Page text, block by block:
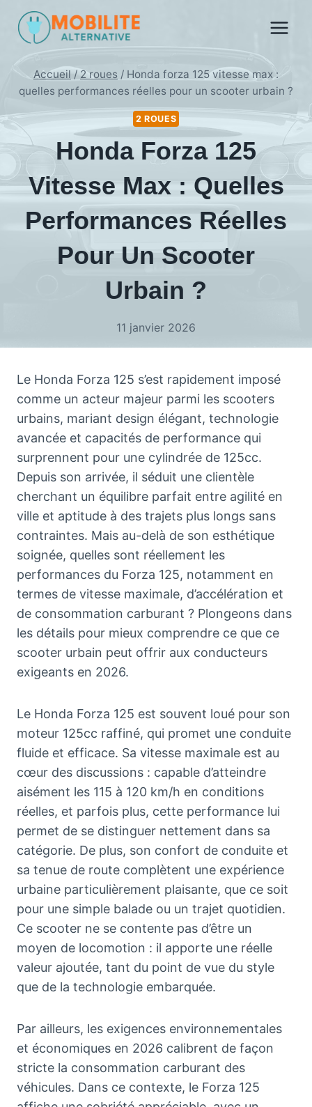
contenu
Accueil / 2 roues / Honda forza 125 vitesse max :
quelles performances réelles pour un scooter urbain ?
2 ROUES
Honda Forza 125
Vitesse Max : Quelles
Performances Réelles
Pour Un Scooter
Urbain ?
11 janvier 2026
Le Honda Forza 125 s’est rapidement imposé
comme un acteur majeur parmi les scooters
urbains, mariant design élégant, technologie
avancée et capacités de performance qui
surprennent pour une cylindrée de 125cc.
Depuis son arrivée, il séduit une clientèle
cherchant un équilibre parfait entre agilité en
ville et aptitude à des trajets plus longs sans
contraintes. Mais au-delà de son esthétique
soignée, quelles sont réellement les
performances du Forza 125, notamment en
termes de vitesse maximale, d’accélération et
de consommation carburant ? Plongeons dans
les détails pour mieux comprendre ce que ce
scooter urbain peut offrir aux conducteurs
exigeants en 2026.
Le Honda Forza 125 est souvent loué pour son
moteur 125cc raffiné, qui promet une conduite
fluide et efficace. Sa vitesse maximale est au
cœur des discussions : capable d’atteindre
aisément les 115 à 120 km/h en conditions
réelles, et parfois plus, cette performance lui
permet de se distinguer nettement dans sa
catégorie. De plus, son confort de conduite et
sa tenue de route complètent une expérience
urbaine particulièrement plaisante, que ce soit
pour une simple balade ou un trajet quotidien.
Ce scooter ne se contente pas d’être un
moyen de locomotion : il apporte une réelle
valeur ajoutée, tant du point de vue du style
que de la technologie embarquée.
Par ailleurs, les exigences environnementales
et économiques en 2026 calibrent de façon
stricte la consommation carburant des
véhicules. Dans ce contexte, le Forza 125